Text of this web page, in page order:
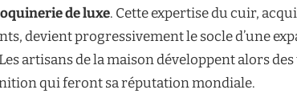
de luxe. Cette expertise du cuir,
devient progressivement le socle d’une
artisans de la maison développent alors
qui feront sa réputation mondiale.